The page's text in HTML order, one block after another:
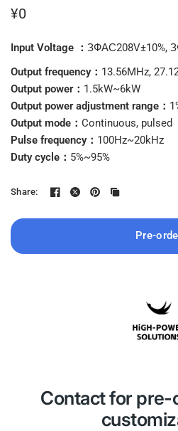
¥0
Input Voltage ：ЗФАС208V±10%,
Output frequency： 13.56MHz,
Output power： 1.5kW~6kW
Output power adjustment range：
Output mode：Continuous, pulsed
Pulse frequency： 100Hz~20kHz
Duty cycle： 5%~95%
Share:
Pre-
Contact for pre-